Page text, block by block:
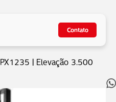
Contato
PX1235 | Elevação 3.500